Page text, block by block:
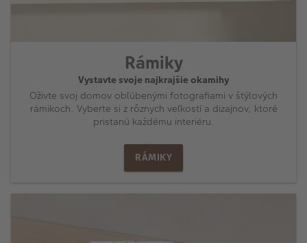
Rámiky
Vystavte svoje najkrajšie okamihy
Oživte svoj domov obľúbenými fotografiami v štýlových
rámikoch. Vyberte si z rôznych veľkostí a dizajnov, ktoré
pristanú každému interiéru.
RÁMIKY